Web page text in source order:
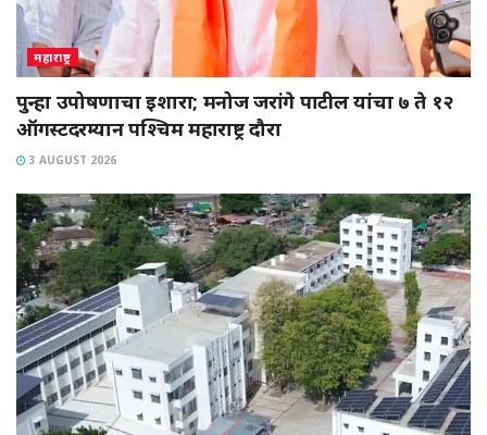
महाराष्ट्र
पुन्हा उपोषणाचा इशारा; मनोज जरांगे पाटील यांचा ७ ते १२
ऑगस्टदरम्यान पश्चिम महाराष्ट्र दौरा
3 AUGUST 2026